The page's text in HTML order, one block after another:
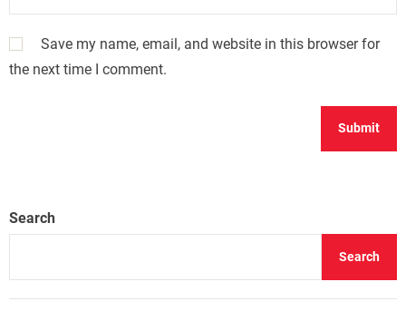
Save my name, email, and website in this browser for
the next time I comment.
Search
Search